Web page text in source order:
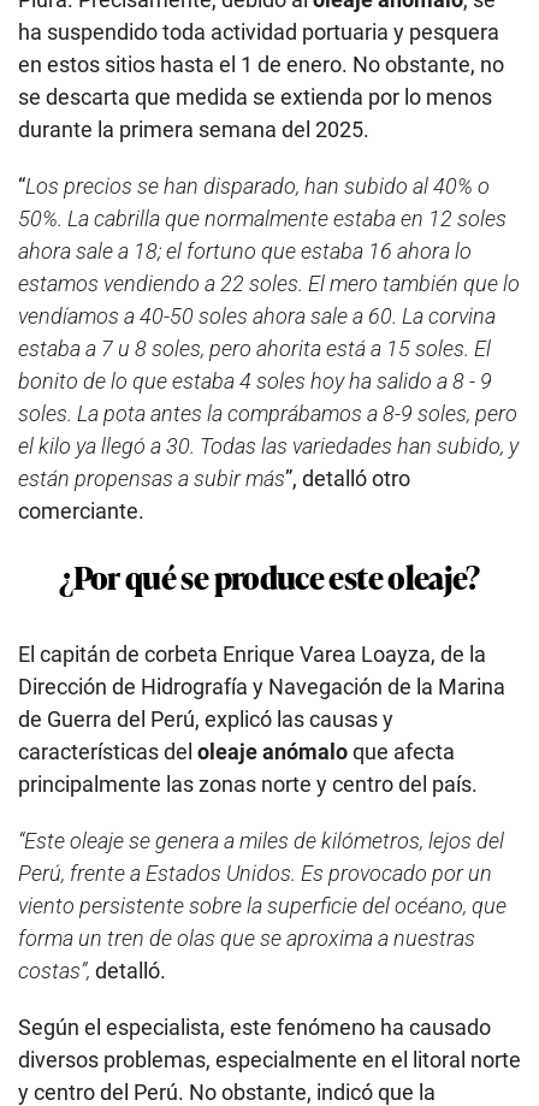
ha suspendido toda actividad portuaria y pesquera
en estos sitios hasta el 1 de enero. No obstante, no
se descarta que medida se extienda por lo menos
durante la primera semana del 2025.
“Los precios se han disparado, han subido al 40% o
50%. La cabrilla que normalmente estaba en 12 soles
ahora sale a 18; el fortuno que estaba 16 ahora lo
estamos vendiendo a 22 soles. El mero también que lo
vendíamos a 40-50 soles ahora sale a 60. La corvina
estaba a 7 u 8 soles, pero ahorita está a 15 soles. El
bonito de lo que estaba 4 soles hoy ha salido a 8 - 9
soles. La pota antes la comprábamos a 8-9 soles, pero
el kilo ya llegó a 30. Todas las variedades han subido, y
están propensas a subir más”, detalló otro
comerciante.
¿Por qué se produce este oleaje?
El capitán de corbeta Enrique Varea Loayza, de la
Dirección de Hidrografía y Navegación de la Marina
de Guerra del Perú, explicó las causas y
características del oleaje anómaloque afecta
principalmente las zonas norte y centro del país.
“Este oleaje se genera a miles de kilómetros, lejos del
Perú, frente a Estados Unidos. Es provocado por un
viento persistente sobre la superficie del océano, que
forma un tren de olas que se aproxima a nuestras
costas”, detalló.
Según el especialista, este fenómeno ha causado
diversos problemas, especialmente en el litoral norte
y centro del Perú. No obstante, indicó que la